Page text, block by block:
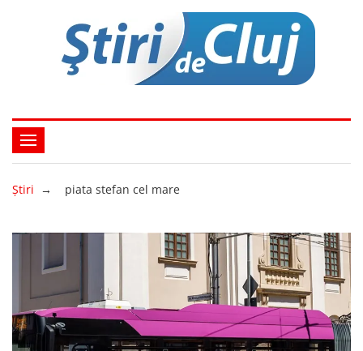
Ştiri → piata stefan cel mare